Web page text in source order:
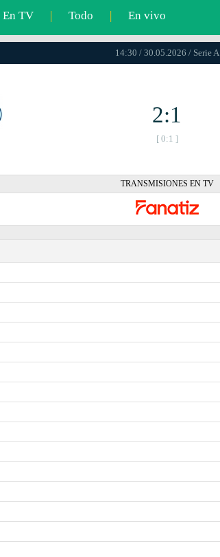
En TV | Todo | En vivo
14:30 / 30.05.2026 / Serie A
2:1
[ 0:1 ]
TRANSMISIONES EN TV